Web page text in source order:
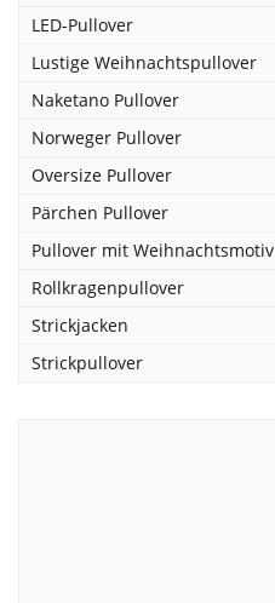
LED-Pullover
Lustige Weihnachtspullover
Naketano Pullover
Norweger Pullover
Oversize Pullover
Pärchen Pullover
Pullover mit Weihnachtsmotiv
Rollkragenpullover
Strickjacken
Strickpullover